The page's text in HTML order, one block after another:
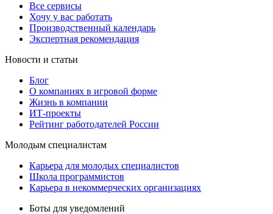
Все сервисы
Хочу у вас работать
Производственный календарь
Экспертная рекомендация
Новости и статьи
Блог
О компаниях в игровой форме
Жизнь в компании
ИТ-проекты
Рейтинг работодателей России
Молодым специалистам
Карьера для молодых специалистов
Школа программистов
Карьера в некоммерческих организациях
Боты для уведомлений